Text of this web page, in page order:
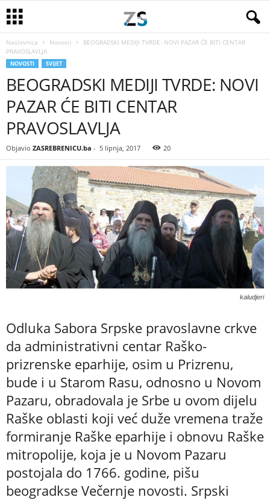
Naslovnica Novosti
BEOGRADSKI MEDIJI TVRDE: NOVI PAZAR ĆE BITI CENTAR
PRAVOSLAVLJA
NOVOSTI SVIJET
BEOGRADSKI MEDIJI TVRDE: NOVI
PAZAR ĆE BITI CENTAR
PRAVOSLAVLJA
Objavio ZASREBRENICU.ba - 5 lipnja, 2017 20
kaludjeri
Odluka Sabora Srpske pravoslavne crkve
da administrativni centar Raško-
prizrenske eparhije, osim u Prizrenu,
bude i u Starom Rasu, odnosno u Novom
Pazaru, obradovala je Srbe u ovom dijelu
Raške oblasti koji već duže vremena traže
formiranje Raške eparhije i obnovu Raške
mitropolije, koja je u Novom Pazaru
postojala do 1766. godine, pišu
beogradkse Večernje novosti. Srpski